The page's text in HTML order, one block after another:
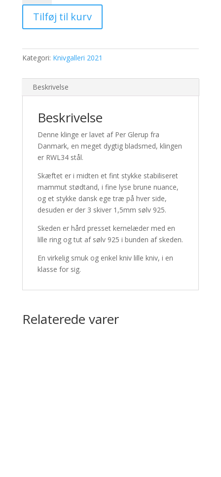
12-
antal
Tilføj til kurv
Kategori: Knivgalleri 2021
Beskrivelse
Beskrivelse
Denne klinge er lavet af Per Glerup fra
Danmark, en meget dygtig bladsmed, klingen
er RWL34 stål.
Skæftet er i midten et fint stykke stabiliseret
mammut stødtand, i fine lyse brune nuance,
og et stykke dansk ege træ på hver side,
desuden er der 3 skiver 1,5mm sølv 925.
Skeden er hård presset kernelæder med en
lille ring og tut af sølv 925 i bunden af skeden.
En virkelig smuk og enkel kniv lille kniv, i en
klasse for sig.
Relaterede varer